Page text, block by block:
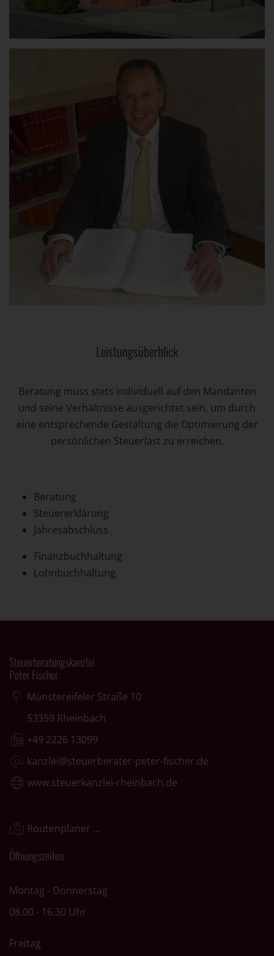
Leistungsüberblick
Beratung muss stets individuell auf den Mandanten
und seine Verhältnisse ausgerichtet sein, um durch
eine entsprechende Gestaltung die Optimierung der
persönlichen Steuerlast zu erreichen.
Beratung
Steuererklärung
Jahresabschluss
Finanzbuchhaltung
Lohnbuchhaltung
Steuerberatungskanzlei
Peter Fischer
Münstereifeler Straße 10
53359 Rheinbach
+49 2226 13099
kanzlei@steuerberater-peter-fischer.de
www.steuerkanzlei-rheinbach.de
Routenplaner ...
Öffnungszeiten
Montag - Donnerstag
08.00 - 16.30 Uhr
Freitag